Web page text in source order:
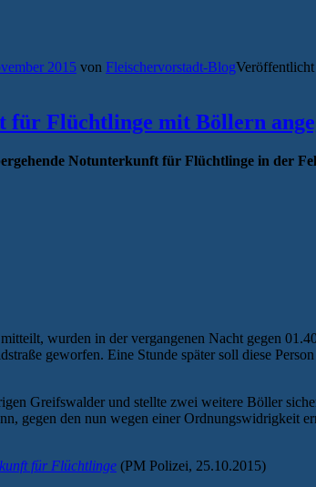
2015 von Fleischervorstadt-Blog
für Flüchtlinge mit Böllern
Notunterkunft für Flüchtlinge in der
wurden in der vergangenen Nacht gegen
geworfen. Eine Stunde später soll diese
Greifswalder und stellte zwei weitere Böller
gegen den nun wegen einer Ordnungswidrigkeit
für Flüchtlinge (PM Polizei, 25.10.2015)